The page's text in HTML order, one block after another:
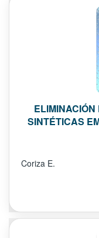
SINTÉTICAS
Coriza E.